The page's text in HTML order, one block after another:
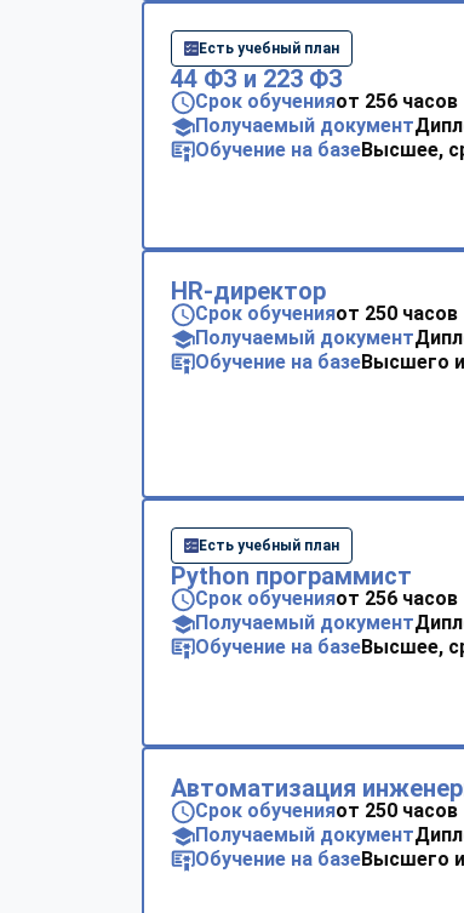
Есть учебный план
44 ФЗ и 223 ФЗ
Срок обученияот 256 часов
Получаемый документ
Обучение на базеВысшее,
HR-директор
Срок обученияот 250 часов
Получаемый документ
Обучение на базеВысшего
Есть учебный план
Python программист
Срок обученияот 256 часов
Получаемый документ
Обучение на базеВысшее,
Автоматизация
Срок обученияот 250 часов
Получаемый документ
Обучение на базеВысшего